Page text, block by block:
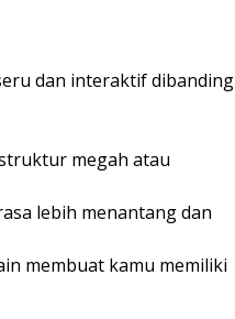
dan interaktif dibanding
megah atau
lebih menantang dan
membuat kamu memiliki